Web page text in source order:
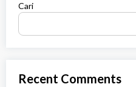
Cari
Recent Comments